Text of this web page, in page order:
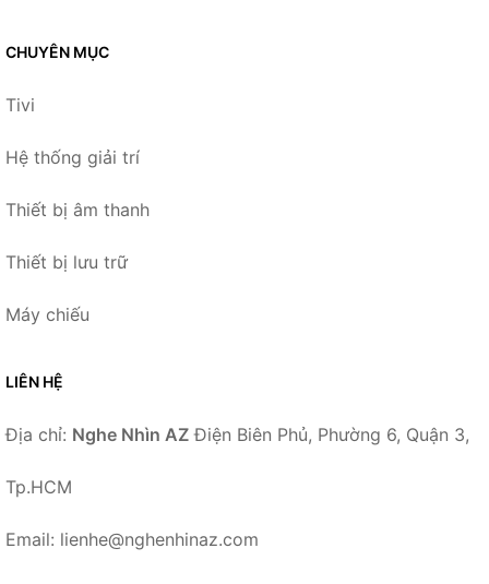
CHUYÊN MỤC
Tivi
Hệ thống giải trí
Thiết bị âm thanh
Thiết bị lưu trữ
Máy chiếu
LIÊN HỆ
Địa chỉ: Nghe Nhìn AZ Điện Biên Phủ, Phường 6, Quận 3,
Tp.HCM
Email: lienhe@nghenhinaz.com